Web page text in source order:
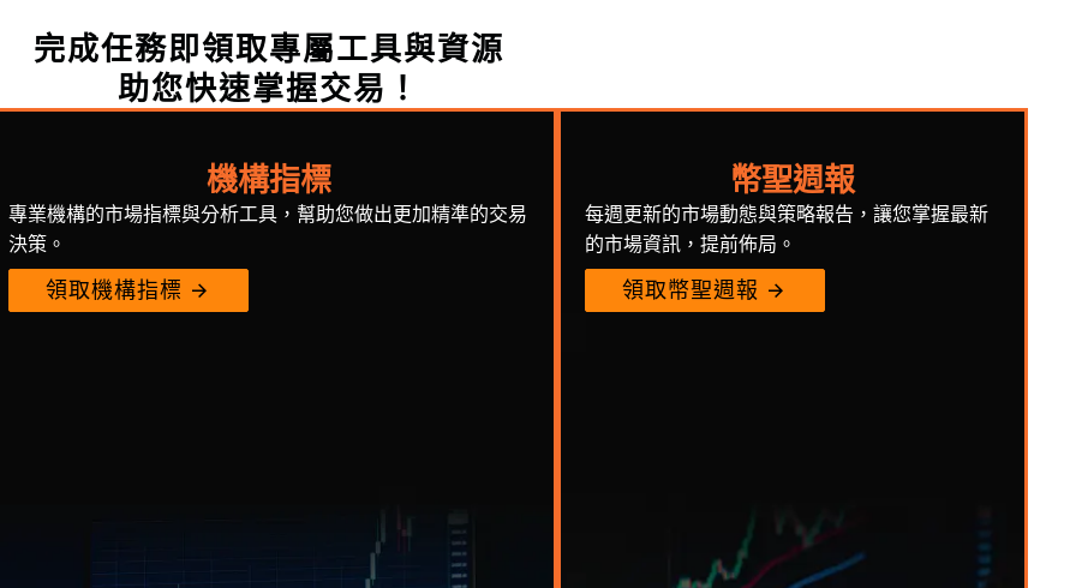
完成任務即領取專屬工具與資源
助您快速掌握交易！
機構指標
專業機構的市場指標與分析工具，幫助您做出更加精準的交易
決策。
領取機構指標
幣聖週報
每週更新的市場動態與策略報告，讓您掌握最新
的市場資訊，提前佈局。
領取幣聖週報